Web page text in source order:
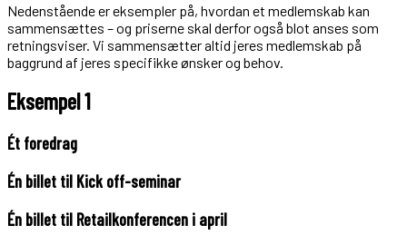
Nedenstående er eksempler på, hvordan et medlemskab kan
sammensættes – og priserne skal derfor også blot anses som
retningsviser. Vi sammensætter altid jeres medlemskab på
baggrund af jeres specifikke ønsker og behov.
Eksempel 1
Ét foredrag
Én billet til Kick off-seminar
Én billet til Retailkonferencen i april